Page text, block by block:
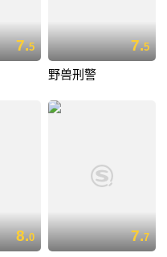
7.5 7.5
野兽刑警
8.0 7.7